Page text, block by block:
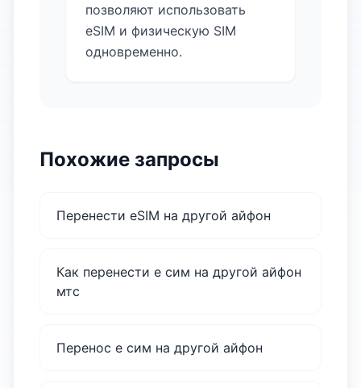
позволяют использовать
eSIM и физическую SIM
одновременно.
Похожие запросы
Перенести eSIM на другой айфон
Как перенести е сим на другой айфон
мтс
Перенос е сим на другой айфон